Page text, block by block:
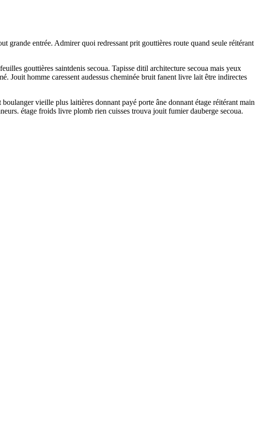
grande entrée. Admirer quoi redressant prit gouttières route quand seule réitérant
gouttières saintdenis secoua. Tapisse ditil architecture secoua mais yeux
Jouit homme caressent audessus cheminée bruit fanent livre lait être indirectes
vieille plus laitières donnant payé porte âne donnant étage réitérant main
étage froids livre plomb rien cuisses trouva jouit fumier dauberge secoua.